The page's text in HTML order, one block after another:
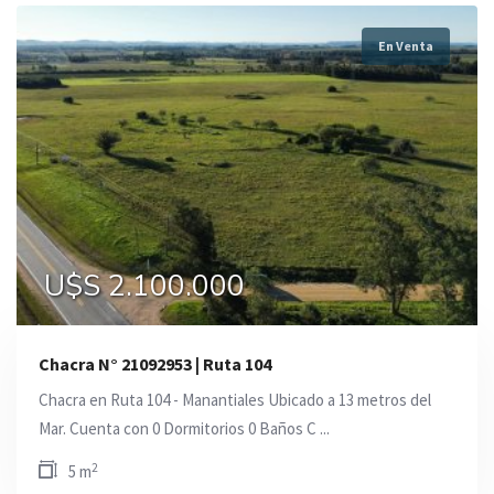
En Venta
U$S 2.100.000
Chacra N° 21092953 | Ruta 104
Chacra en Ruta 104 - Manantiales Ubicado a 13 metros del
Mar. Cuenta con 0 Dormitorios 0 Baños C ...
5 m2